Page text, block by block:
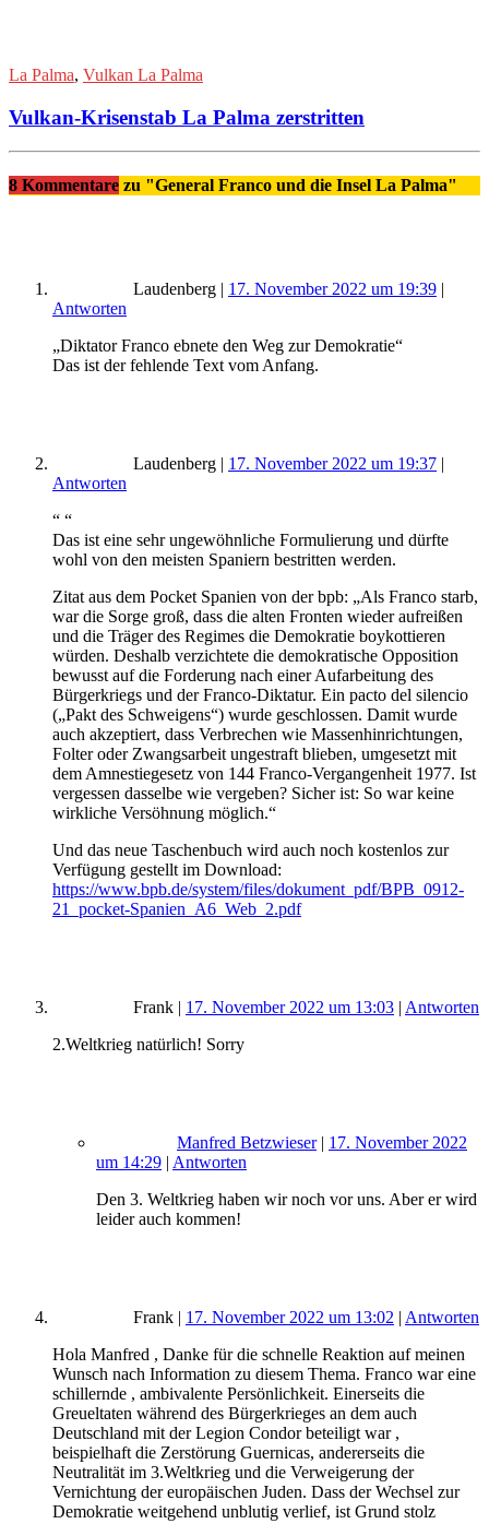
La Palma, Vulkan La Palma
Vulkan-Krisenstab La Palma zerstritten
8 Kommentare zu "General Franco und die Insel La Palma"
Laudenberg | 17. November 2022 um 19:39 |
Antworten
„Diktator Franco ebnete den Weg zur Demokratie“
Das ist der fehlende Text vom Anfang.
Laudenberg | 17. November 2022 um 19:37 |
Antworten
“ “
Das ist eine sehr ungewöhnliche Formulierung und dürfte
wohl von den meisten Spaniern bestritten werden.
Zitat aus dem Pocket Spanien von der bpb: „Als Franco starb,
war die Sorge groß, dass die alten Fronten wieder aufreißen
und die Träger des Regimes die Demokratie boykottieren
würden. Deshalb verzichtete die demokratische Opposition
bewusst auf die Forderung nach einer Aufarbeitung des
Bürgerkriegs und der Franco-Diktatur. Ein pacto del silencio
(„Pakt des Schweigens“) wurde geschlossen. Damit wurde
auch akzeptiert, dass Verbrechen wie Massenhinrichtungen,
Folter oder Zwangsarbeit ungestraft blieben, umgesetzt mit
dem Amnestiegesetz von 144 Franco-Vergangenheit 1977. Ist
vergessen dasselbe wie vergeben? Sicher ist: So war keine
wirkliche Versöhnung möglich.“
Und das neue Taschenbuch wird auch noch kostenlos zur
Verfügung gestellt im Download:
https://www.bpb.de/system/files/dokument_pdf/BPB_0912-
21_pocket-Spanien_A6_Web_2.pdf
Frank | 17. November 2022 um 13:03 | Antworten
2.Weltkrieg natürlich! Sorry
Manfred Betzwieser| 17. November 2022
um 14:29 | Antworten
Den 3. Weltkrieg haben wir noch vor uns. Aber er wird
leider auch kommen!
Frank | 17. November 2022 um 13:02 | Antworten
Hola Manfred , Danke für die schnelle Reaktion auf meinen
Wunsch nach Information zu diesem Thema. Franco war eine
schillernde , ambivalente Persönlichkeit. Einerseits die
Greueltaten während des Bürgerkrieges an dem auch
Deutschland mit der Legion Condor beteiligt war ,
beispielhaft die Zerstörung Guernicas, andererseits die
Neutralität im 3.Weltkrieg und die Verweigerung der
Vernichtung der europäischen Juden. Dass der Wechsel zur
Demokratie weitgehend unblutig verlief, ist Grund stolz